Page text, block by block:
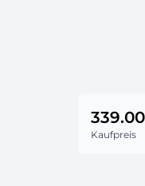
Kaufpreis